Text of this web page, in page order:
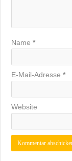
Name*
E-Mail-Adresse*
Website